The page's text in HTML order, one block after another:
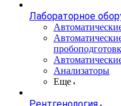
Лабораторное
Анализаторы
Еще